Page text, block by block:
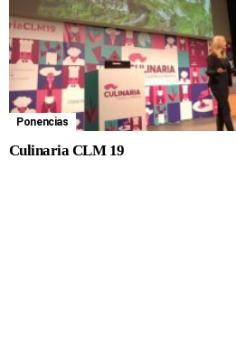
Ponencias
Culinaria CLM 19